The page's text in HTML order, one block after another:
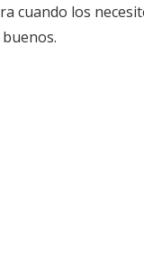
cuando los